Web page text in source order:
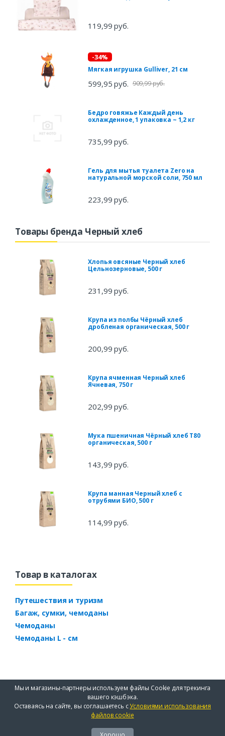
119,99 руб.
-34%
Мягкая игрушка Gulliver, 21 см
599,95 руб. 909,99 руб.
Бедро говяжье Каждый день
охлажденное, 1 упаковка ~ 1,2 кг
735,99 руб.
Гель для мытья туалета Zero на
натуральной морской соли, 750 мл
223,99 руб.
Товары бренда Черный хлеб
Хлопья овсяные Черный хлеб
Цельнозерновые, 500 г
231,99 руб.
Крупа из полбы Чёрный хлеб
дробленая органическая, 500 г
200,99 руб.
Крупа ячменная Черный хлеб
Ячневая, 750 г
202,99 руб.
Мука пшеничная Чёрный хлеб Т80
органическая, 500 г
143,99 руб.
Крупа манная Черный хлеб с
отрубями БИО, 500 г
114,99 руб.
Товар в каталогах
Путешествия и туризм
Багаж, сумки, чемоданы
Чемоданы
Чемоданы L - см
Мы и магазины-партнеры используем файлы Cookie для трекинга
вашего кэшбэка.
Оставаясь на сайте, вы соглашаетесь сУсловиями использования
файлов cookie